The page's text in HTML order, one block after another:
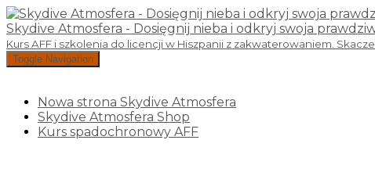
Skydive Atmosfera - Dosięgnij nieba i odkryj swoja
Kurs AFF i szkolenia do licencji w Hiszpanii z zakwaterowaniem.
Toggle Navigation
Nowa strona Skydive Atmosfera
Skydive Atmosfera Shop
Kurs spadochronowy AFF